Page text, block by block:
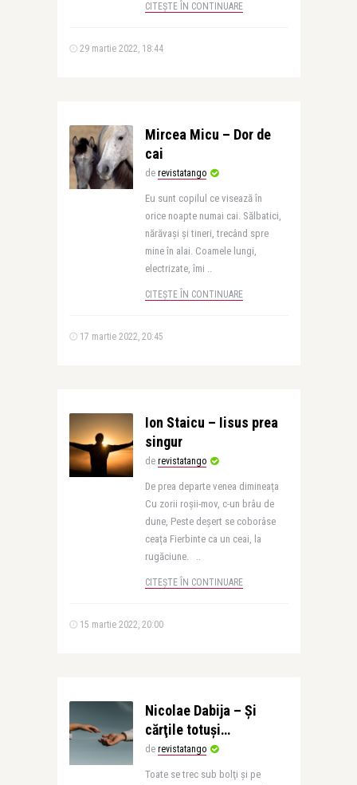
CITEȘTE ÎN CONTINUARE
29 martie 2022, 18:44
Mircea Micu – Dor de
cai
de revistatango
Eu sunt copilul ce visează în
orice noapte numai cai. Sălbatici,
nărăvași și tineri, trecând spre
mine în alai. Coamele lungi,
electrizate, îmi ..
CITEȘTE ÎN CONTINUARE
17 martie 2022, 20:45
Ion Staicu – Iisus prea
singur
de revistatango
De prea departe venea dimineața
Cu zorii roșii-mov, c-un brâu de
dune, Peste deșert se coborâse
ceața Fierbinte ca un ceai, la
rugăciune. ..
CITEȘTE ÎN CONTINUARE
15 martie 2022, 20:00
Nicolae Dabija – Şi
cărţile totuşi…
de revistatango
Toate se trec sub bolţi şi pe